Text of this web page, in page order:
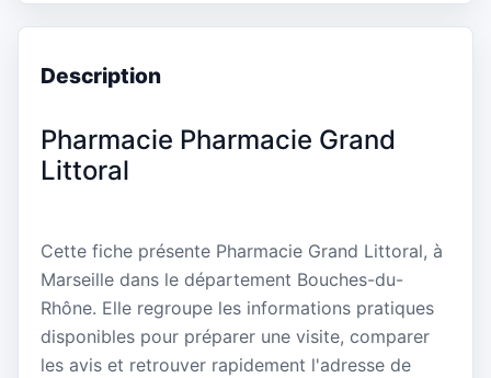
Description
Pharmacie Pharmacie Grand
Littoral
Cette fiche présente Pharmacie Grand Littoral, à
Marseille dans le département Bouches-du-
Rhône. Elle regroupe les informations pratiques
disponibles pour préparer une visite, comparer
les avis et retrouver rapidement l'adresse de